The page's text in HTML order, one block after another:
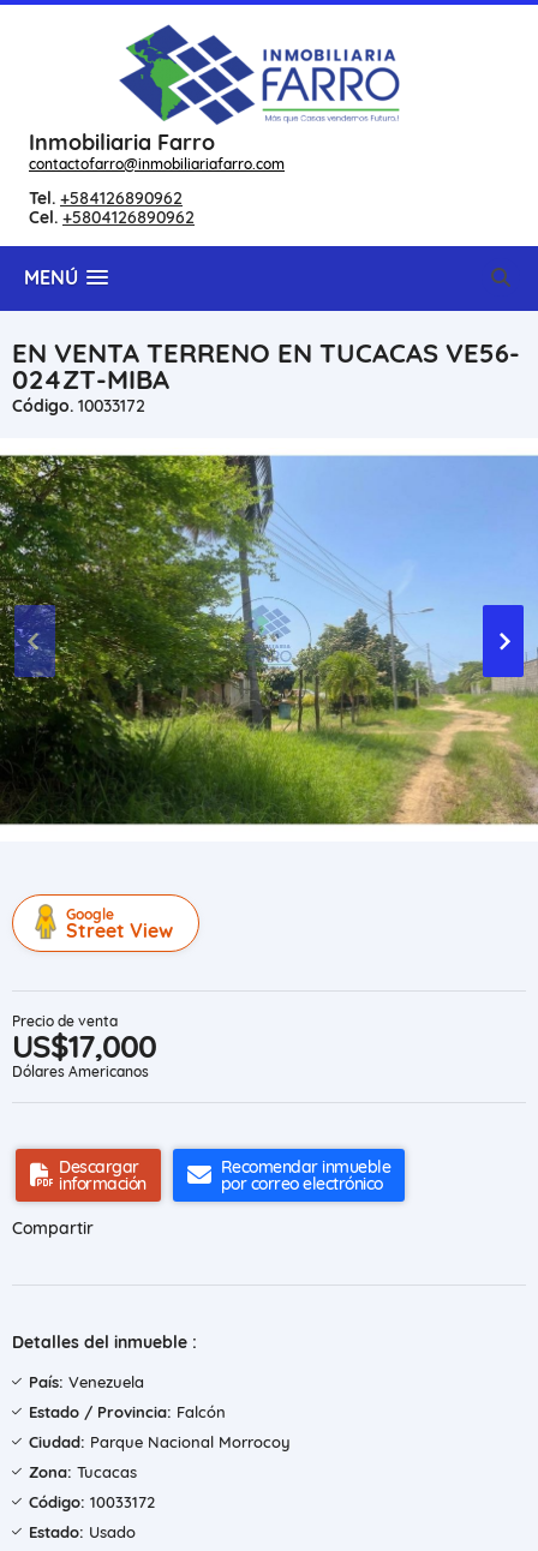
Inmobiliaria Farro
contactofarro@inmobiliariafarro.com
Tel. +584126890962
Cel. +5804126890962
MENÚ
EN VENTA TERRENO EN TUCACAS VE56-
024ZT-MIBA
Código. 10033172
Google
Street View
Precio de venta
US$17,000
Dólares Americanos
Descargar
información
Recomendar inmueble
por correo electrónico
Compartir
Detalles del inmueble :
País: Venezuela
Estado / Provincia: Falcón
Ciudad: Parque Nacional Morrocoy
Zona: Tucacas
Código: 10033172
Estado: Usado